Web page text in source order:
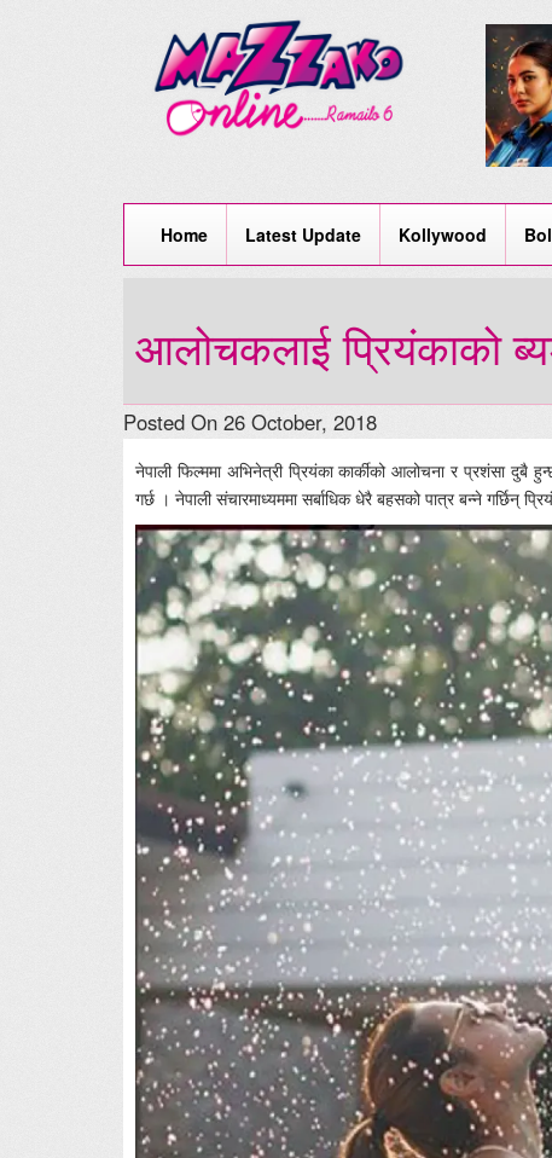
Home Latest Update Kollywood
आलोचकलाई प्रियंकाको
Posted On 26 October, 2018
नेपाली फिल्ममा अभिनेत्री प्रियंका कार्कीको आलोचना र प्रशंसा दुबै
गर्छ । नेपाली संचारमाध्यममा सर्बाधिक धेरै बहसको पात्र बन्ने गर्छिन्